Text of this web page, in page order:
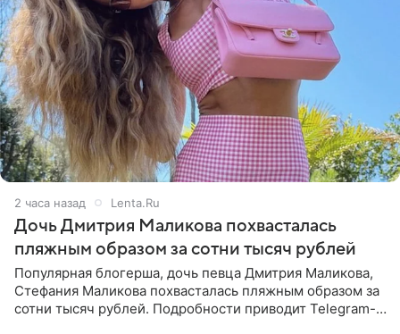
2 часа назад Lenta.Ru
Дочь Дмитрия Маликова похвасталась
пляжным образом за сотни тысяч рублей
Популярная блогерша, дочь певца Дмитрия Маликова,
Стефания Маликова похвасталась пляжным образом за
сотни тысяч рублей. Подробности приводит Telegram-